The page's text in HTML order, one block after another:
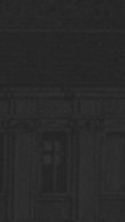
nr
nr